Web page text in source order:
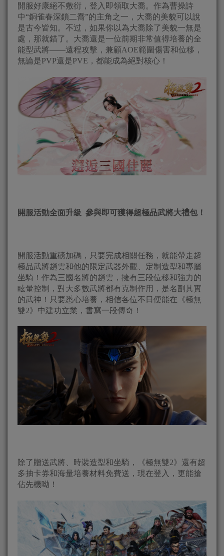
開服好康絕不敷衍，登入即領取大喬。作為曹操詩
中“銅雀春深鎖二喬”的主角之一，大喬的美貌可以說
是古今皆知。不过，如果你以為大喬除了美貌一無是
處，那就錯了。大喬還是一位前期非常值得培養的全
能型武將——遠程攻擊，兼顧AOE範圍傷害和位移，
無論是PVP還是PVE，都能成為絕對核心！
開服活動全面升級 參與即可獲得超極品武將大禮包！
開服活動重磅加碼，只要完成相關任務，就能帶走超
極品武將趙雲和他的限定武器外觀、定制造型和專屬
坐騎！作為三國名將的趙雲，擁有三段位移和強力的
眩暈控制，對大多數武將都有克制作用，是名副其實
的武神！只要悉心培養，相信各位不日便能在《極無
雙2》中建功立業，書寫一段傳奇！
除了贈送武將、時裝造型和坐騎，《極無雙2》還有超
多抽卡券和海量培養材料免費送，現在登入，更能搶
佔先機呦！